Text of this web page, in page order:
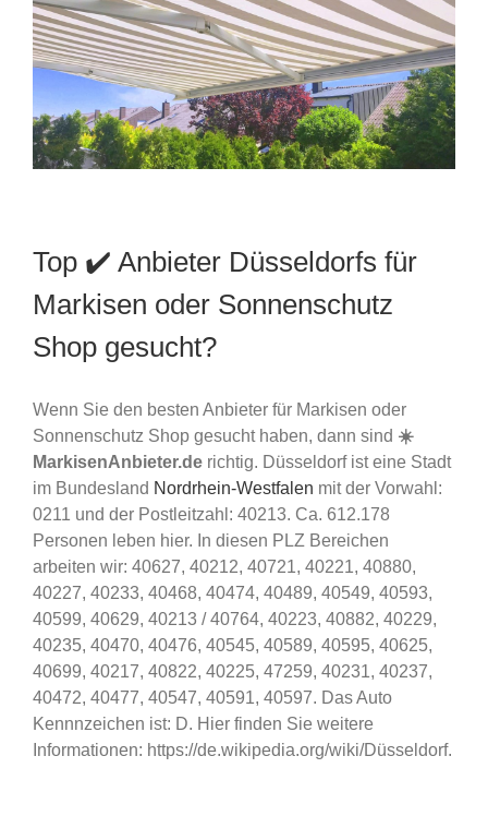
Top ✔️ Anbieter Düsseldorfs für
Markisen oder Sonnenschutz
Shop gesucht?
Wenn Sie den besten Anbieter für Markisen oder
Sonnenschutz Shop gesucht haben, dann sind ☀️
MarkisenAnbieter.de richtig. Düsseldorf ist eine Stadt
im Bundesland Nordrhein-Westfalen mit der Vorwahl:
0211 und der Postleitzahl: 40213. Ca. 612.178
Personen leben hier. In diesen PLZ Bereichen
arbeiten wir: 40627, 40212, 40721, 40221, 40880,
40227, 40233, 40468, 40474, 40489, 40549, 40593,
40599, 40629, 40213 / 40764, 40223, 40882, 40229,
40235, 40470, 40476, 40545, 40589, 40595, 40625,
40699, 40217, 40822, 40225, 47259, 40231, 40237,
40472, 40477, 40547, 40591, 40597. Das Auto
Kennnzeichen ist: D. Hier finden Sie weitere
Informationen: https://de.wikipedia.org/wiki/Düsseldorf.